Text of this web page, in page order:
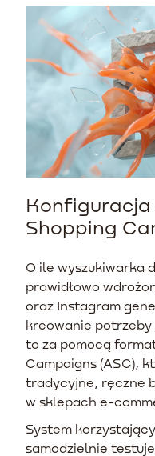
Shopping
O ile wyszukiwarka
prawidłowo
oraz Instagram
kreowanie potrzeby
to za pomocą
Campaigns (ASC),
tradycyjne, ręczne
w sklepach e-
System
samodzielnie